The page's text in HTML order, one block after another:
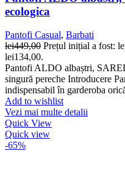
ecologica
Pantofi Casual, Barbati
lei449,00 Prețul inițial a fost:
lei134,00.
Pantofi ALDO albaștri,
singură pereche Introducere
indispensabil în garderoba
Add to wishlist
Vezi mai multe detalii
Quick View
Quick view
-65%